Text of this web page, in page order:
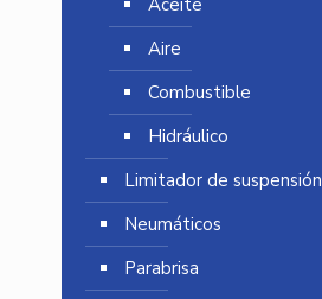
Aceite
Aire
Combustible
Hidráulico
Limitador de suspensión
Neumáticos
Parabrisa